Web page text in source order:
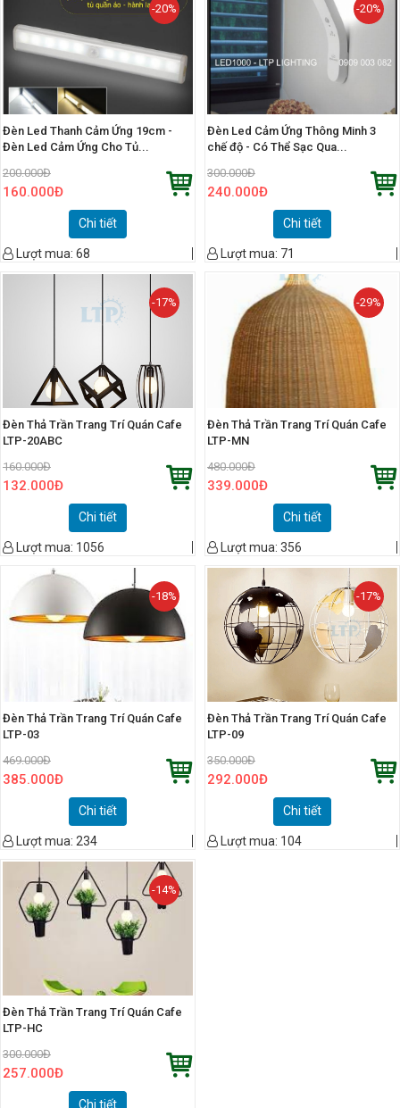
-20%
Đèn Led Thanh Cảm Ứng 19cm -
Đèn Led Cảm Ứng Cho Tủ...
200.000Đ
160.000Đ
Chi tiết
Lượt mua: 68
-20%
Đèn Led Cảm Ứng Thông Minh 3
chế độ - Có Thể Sạc Qua...
300.000Đ
240.000Đ
Chi tiết
Lượt mua: 71
-17%
Đèn Thả Trần Trang Trí Quán Cafe
LTP-20ABC
160.000Đ
132.000Đ
Chi tiết
Lượt mua: 1056
-29%
Đèn Thả Trần Trang Trí Quán Cafe
LTP-MN
480.000Đ
339.000Đ
Chi tiết
Lượt mua: 356
-18%
Đèn Thả Trần Trang Trí Quán Cafe
LTP-03
469.000Đ
385.000Đ
Chi tiết
Lượt mua: 234
-17%
Đèn Thả Trần Trang Trí Quán Cafe
LTP-09
350.000Đ
292.000Đ
Chi tiết
Lượt mua: 104
-14%
Đèn Thả Trần Trang Trí Quán Cafe
LTP-HC
300.000Đ
257.000Đ
Chi tiết